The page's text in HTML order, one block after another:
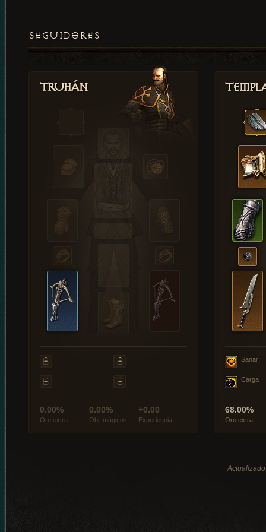
SEGUIDORES
Truhán
0.00%
Oro extra
0.00%
Obj. mágicos
+0.00
Experiencia
Sanar
Carga
68.00%
Oro extra